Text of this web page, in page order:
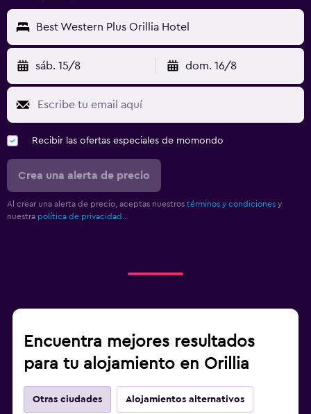
Best Western Plus Orillia Hotel
sáb. 15/8 dom. 16/8
Recibir las ofertas especiales de momondo
Crea una alerta de precio
Al crear una alerta de precio, aceptas nuestros términos y condiciones y
nuestra política de privacidad.
Encuentra mejores resultados
para tu alojamiento en Orillia
Otras ciudades Alojamientos alternativos